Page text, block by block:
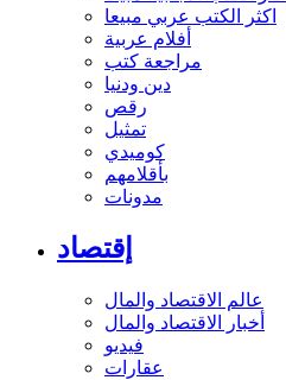
اكثر الكتب عربي مبيعا
أفلام عربية
مراجعة كتب
دين ودنيا
رقص
تمثيل
كوميدي
بأقلامهم
مدونات
إقتصاد
عالم الاقتصاد والمال
أخبار الاقتصاد والمال
فيديو
عقارات